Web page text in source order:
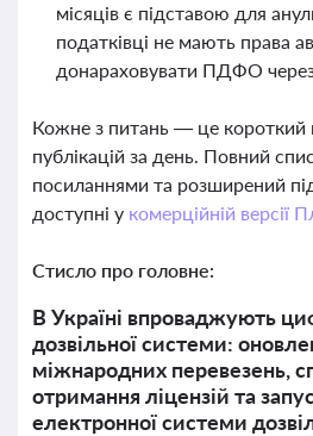
місяців є підставою для
податківці не мають права
донараховувати ПДФО
Кожне з питань — це короткий
публікацій за день. Повний
посиланнями та розширений
доступні у комерційній версії
Стисло про головне:
В Україні впроваджують
дозвільної системи:
міжнародних перевезень,
отримання ліцензій та
електронної системи